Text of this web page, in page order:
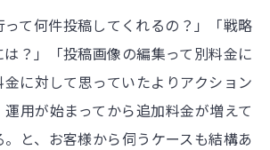
って何件投稿してくれるの？」「戦略
？」「投稿画像の編集って別料金に
に対して思っていたよりアクション
用が始まってから追加料金が増えて
と、お客様から伺うケースも結構あ